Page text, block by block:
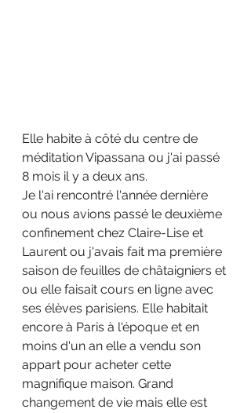
Elle habite à côté du centre de
méditation Vipassana ou j'ai passé
8 mois il y a deux ans.
Je l'ai rencontré l'année dernière
ou nous avions passé le deuxième
confinement chez Claire-Lise et
Laurent ou j'avais fait ma première
saison de feuilles de châtaigniers et
ou elle faisait cours en ligne avec
ses élèves parisiens. Elle habitait
encore à Paris à l'époque et en
moins d'un an elle a vendu son
appart pour acheter cette
magnifique maison. Grand
changement de vie mais elle est